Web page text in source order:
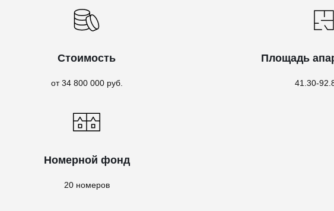
Стоимость
от 34 800 000 руб.
Площадь
41.30-
Номерной фонд
20 номеров